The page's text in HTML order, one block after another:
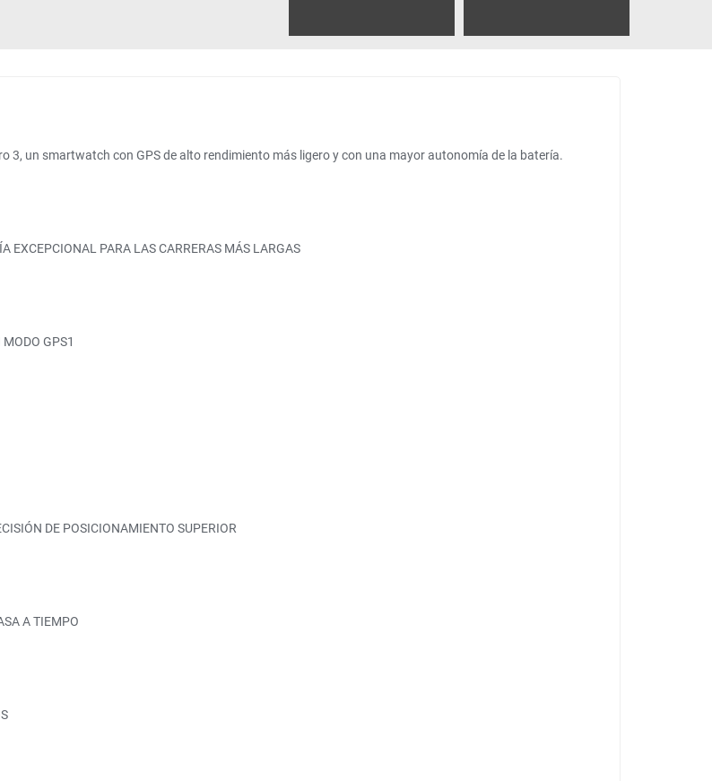
3, un smartwatch con GPS de alto rendimiento más ligero y con una mayor autonomía de la batería.
EXCEPCIONAL PARA LAS CARRERAS MÁS LARGAS
GPS1
DE POSICIONAMIENTO SUPERIOR
A TIEMPO